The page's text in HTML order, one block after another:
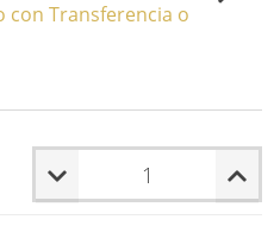
con Transferencia o